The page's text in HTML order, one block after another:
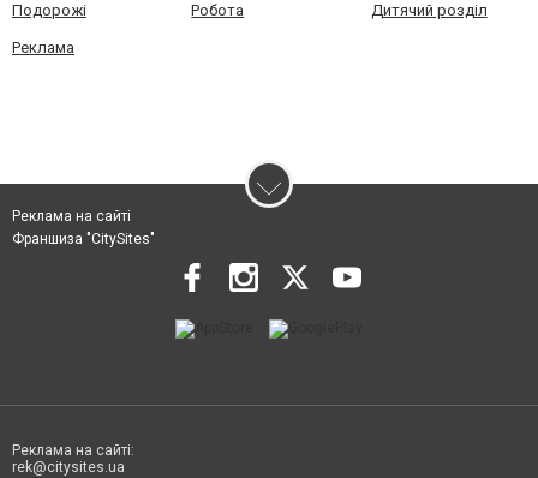
Подорожі Робота Дитячий розділ
Реклама
Реклама на сайті
Франшиза "CitySites"
Реклама на сайті:
rek@citysites.ua